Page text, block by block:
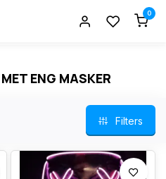
0
ENG MASKER
Filters